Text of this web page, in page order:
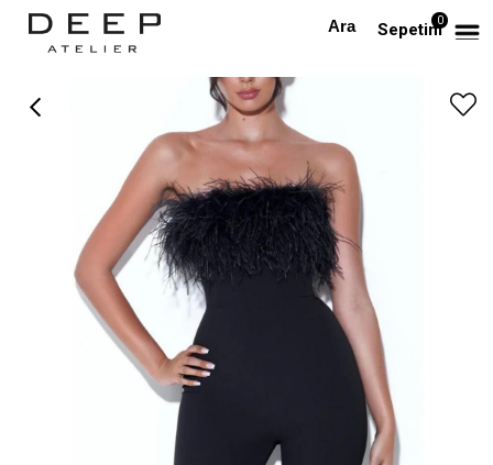
Sepetim0
Anasayfa TAKIM & TULUM Göğsü Otriş Detaylı Siyah Straplez Tulum